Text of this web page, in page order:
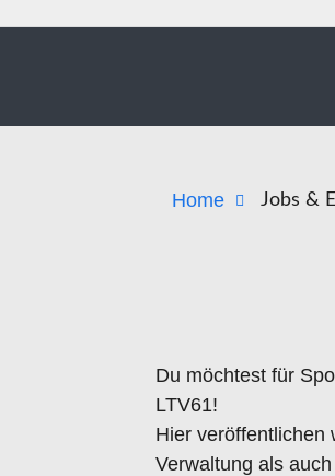
Home Jobs &
Du möchtest für
LTV61!
Hier veröffentlichen
Verwaltung als